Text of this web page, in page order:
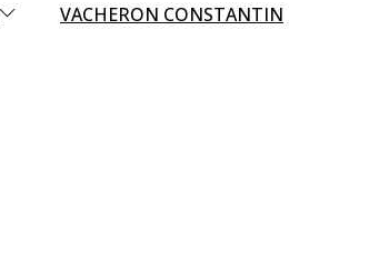
VACHERON CONSTANTIN